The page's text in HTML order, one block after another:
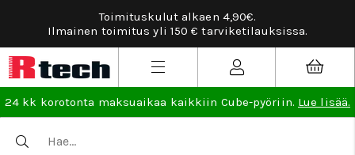
Toimituskulut alkaen 4,90€.
Ilmainen toimitus yli 150 € tarviketilauksissa.
24 kk korotonta maksuaikaa kaikkiin Cube-pyöriin. Lue lisää.